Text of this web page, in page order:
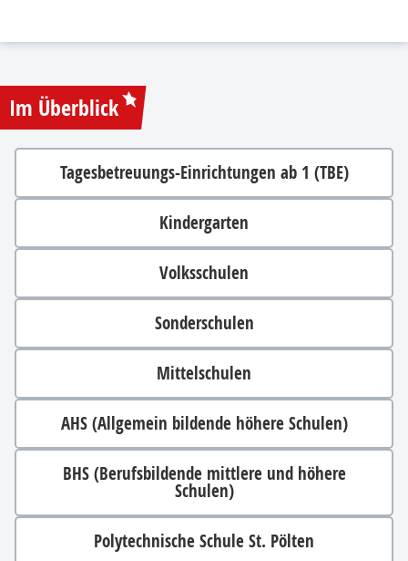
Im Überblick
Tagesbetreuungs-Einrichtungen ab 1 (TBE)
Kindergarten
Volksschulen
Sonderschulen
Mittelschulen
AHS (Allgemein bildende höhere Schulen)
BHS (Berufsbildende mittlere und höhere
Schulen)
Polytechnische Schule St. Pölten